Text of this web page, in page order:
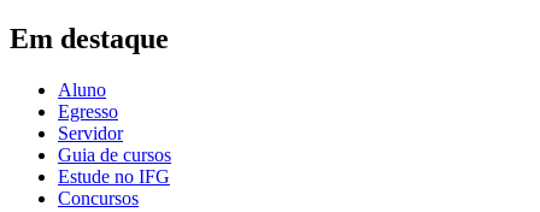
Em destaque
Aluno
Egresso
Servidor
Guia de cursos
Estude no IFG
Concursos